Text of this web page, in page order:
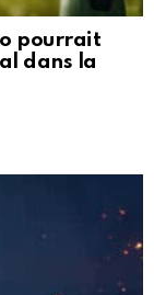
pourrait
dans la